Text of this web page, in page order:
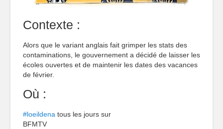
Contexte :
Alors que le variant anglais fait grimper les stats des
contaminations, le gouvernement a décidé de laisser les
écoles ouvertes et de maintenir les dates des vacances
de février.
Où :
#loeildena tous les jours sur
BFMTV